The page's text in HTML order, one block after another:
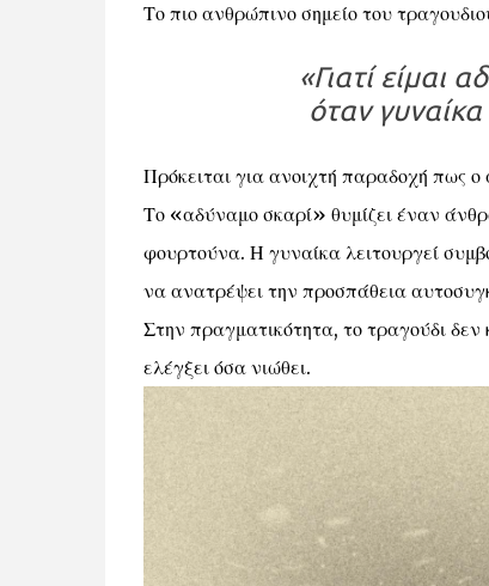
Το πιο ανθρώπινο σημείο του
«Γιατί είμαι
όταν
Πρόκειται για ανοιχτή παραδοχή πως
Το «αδύναμο σκαρί» θυμίζει έναν
φουρτούνα. Η γυναίκα λειτουργεί
να ανατρέψει την προσπάθεια
Στην πραγματικότητα, το τραγούδι
ελέγξει όσα νιώθει.